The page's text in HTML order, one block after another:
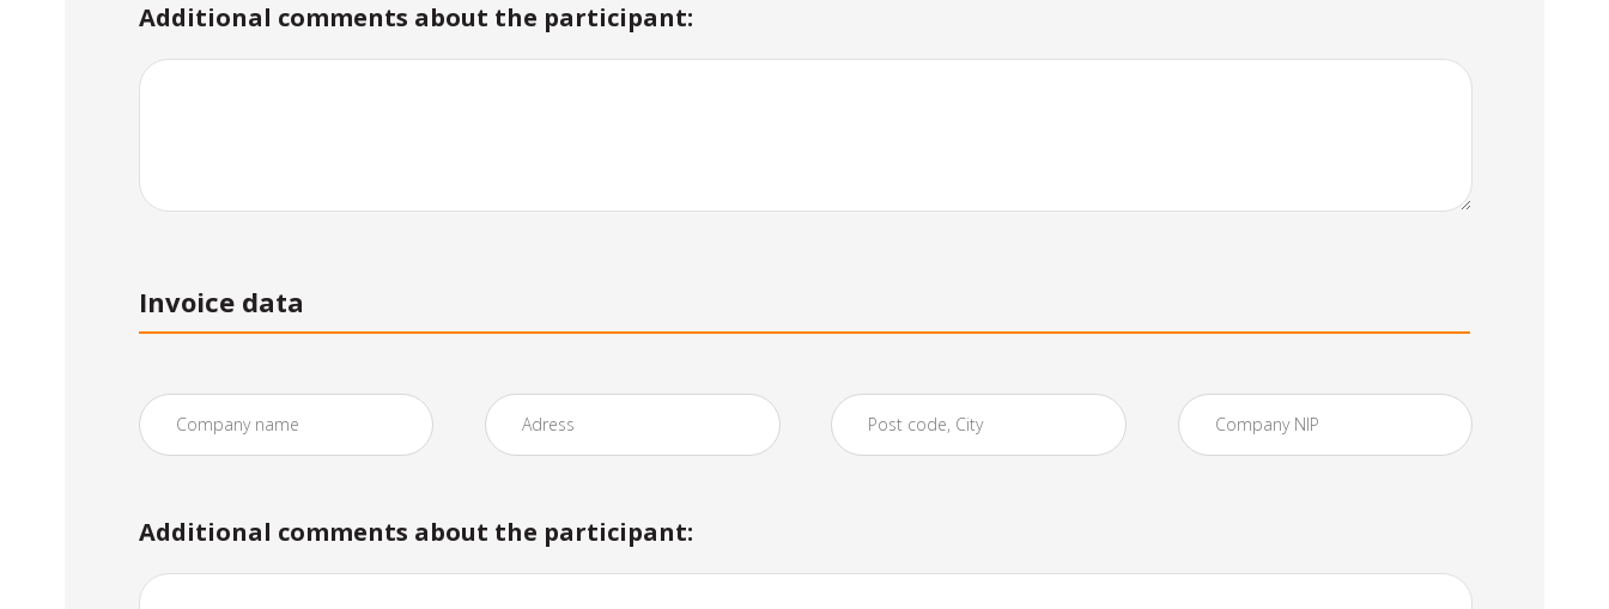
Additional comments about the participant:
Invoice data
Additional comments about the participant: